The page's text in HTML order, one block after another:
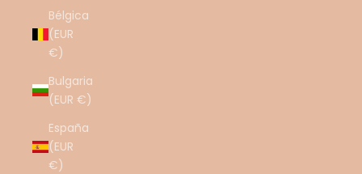
Bélgica
(EUR
€)
Bulgaria
(EUR €)
España
(EUR
€)